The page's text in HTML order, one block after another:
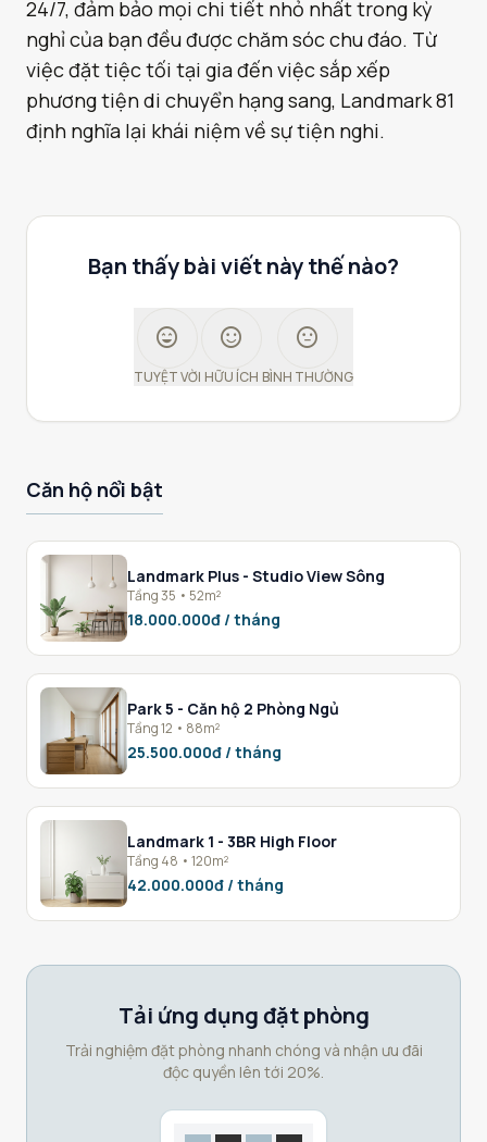
24/7, đảm bảo mọi chi tiết nhỏ nhất trong kỳ
nghỉ của bạn đều được chăm sóc chu đáo. Từ
việc đặt tiệc tối tại gia đến việc sắp xếp
phương tiện di chuyển hạng sang, Landmark 81
định nghĩa lại khái niệm về sự tiện nghi.
Bạn thấy bài viết này thế nào?
sentiment_very_satisfied
TUYỆT VỜI
sentiment_satisfied
HỮU ÍCH
sentiment_neutral
BÌNH THƯỜNG
Căn hộ nổi bật
Landmark Plus - Studio View Sông
Tầng 35 • 52m²
18.000.000đ / tháng
Park 5 - Căn hộ 2 Phòng Ngủ
Tầng 12 • 88m²
25.500.000đ / tháng
Landmark 1 - 3BR High Floor
Tầng 48 • 120m²
42.000.000đ / tháng
Tải ứng dụng đặt phòng
Trải nghiệm đặt phòng nhanh chóng và nhận ưu đãi
độc quyền lên tới 20%.